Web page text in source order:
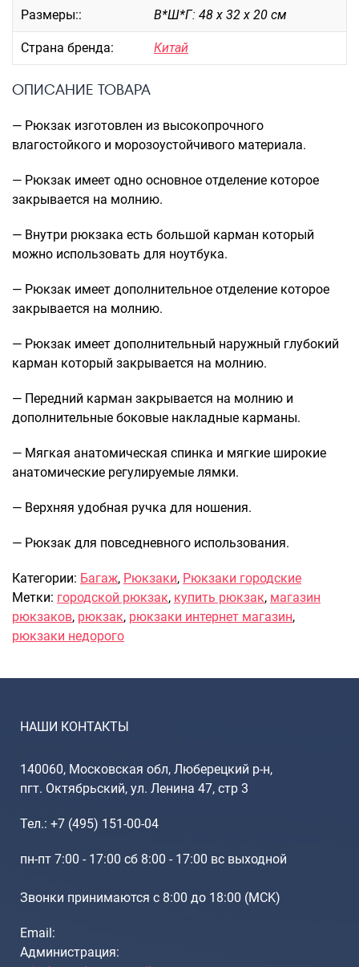
Пеналы для школы
Новинки
Багаж
Чемоданы на колесах
Пилоты на колесах
Рюкзаки детские для детских
чемоданов
Бьюти-кейсы
Распродажа
Сумки
Сумки колесные
Сумки спортивные
Сумки поясные
Сумки пляжные
Сумки для ноутбуков
Сумки-тележки хозяйственные
Сумки детские
Рюкзаки
Рюкзаки школьные
Рюкзаки подростковые
Рюкзаки туристические
Кейсы и планшеты
Кейсы
Чехлы для чемоданов
Мешки для обуви
Размеры:: В*Ш*Г: 48 х 32 х 20 см
Страна бренда: Китай
ОПИСАНИЕ ТОВАРА
— Рюкзак изготовлен из высокопрочного
влагостойкого и морозоустойчивого материала.
— Рюкзак имеет одно основное отделение которое
закрывается на молнию.
— Внутри рюкзака есть большой карман который
можно использовать для ноутбука.
— Рюкзак имеет дополнительное отделение которое
закрывается на молнию.
— Рюкзак имеет дополнительный наружный глубокий
карман который закрывается на молнию.
— Передний карман закрывается на молнию и
дополнительные боковые накладные карманы.
— Мягкая анатомическая спинка и мягкие широкие
анатомические регулируемые лямки.
— Верхняя удобная ручка для ношения.
— Рюкзак для повседневного использования.
Категории: Багаж, Рюкзаки, Рюкзаки городские
Метки: городской рюкзак, купить рюкзак, магазин
рюкзаков, рюкзак, рюкзаки интернет магазин,
рюкзаки недорого
НАШИ КОНТАКТЫ
140060, Московская обл, Люберецкий р-н,
пгт. Октябрьский, ул. Ленина 47, стр 3
Тел.: +7 (495) 151-00-04
пн-пт 7:00 - 17:00 сб 8:00 - 17:00 вс выходной
Звонки принимаются с 8:00 до 18:00 (МCK)
Email:
Администрация: